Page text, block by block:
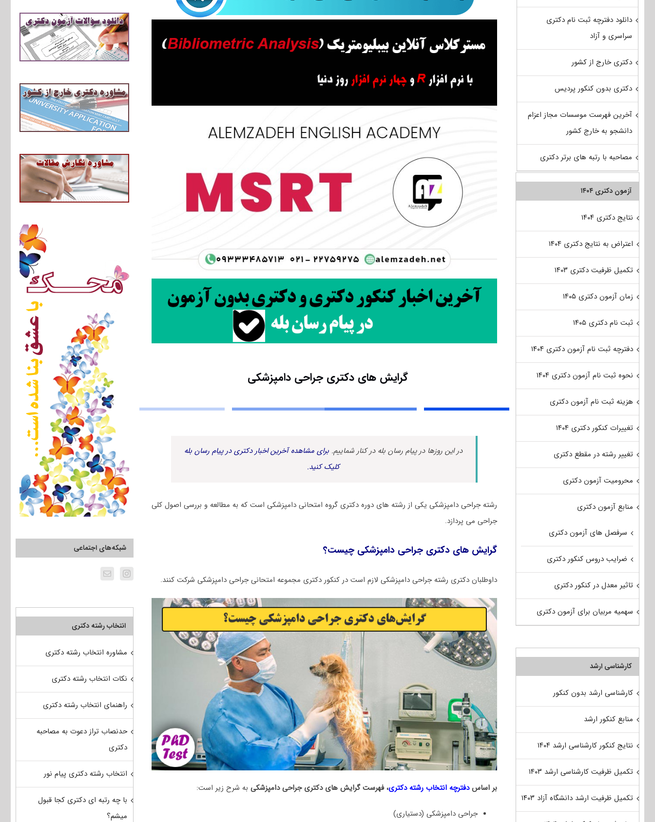
گرایش های دکتری ﺟﺮاحی داﻣﭙﺰشکی
در این روزها در پیام رسان بله در کنار شماییم. برای مشاهده آخرین اخبار دکتری در پیام رسان بله
کلیک کنید.
رشته ﺟﺮاحی داﻣﭙﺰشکی یکی از رشته های دوره دکتری گروه امتحانی دامپزشکی است که به مطالعه و بررسی اصول کلی
جراحی می پردازد.
گرایش های دکتری ﺟﺮاحی داﻣﭙﺰشکی چیست؟
داوطلبان دکتری رشته ﺟﺮاحی داﻣﭙﺰشکی لازم است در کنکور دکتری مجموعه امتحانی ﺟﺮاحی داﻣﭙﺰشکی شرکت کنند.
بر اساسدفترچه انتخاب رشته دکتری، فهرست گرایش های دکتری ﺟﺮاحی داﻣﭙﺰشکی به شرح زیر است:
ﺟﺮاحی داﻣﭙﺰشکی (دستیاری)
شبکه‌های اجتماعی
انتخاب رشته دکتری
مشاوره انتخاب رشته دکتری
نکات انتخاب رشته دکتری
راهنمای انتخاب رشته دکتری
حدنصاب تراز دعوت به مصاحبه
دکتری
انتخاب رشته دکتری پیام نور
با چه رتبه ای دکتری کجا قبول
میشم؟
دانلود دفترچه ثبت نام دکتری
سراسری و آزاد
دکتری خارج از کشور
دکتری بدون کنکور پردیس
آخرین فهرست موسسات مجاز اعزام
دانشجو به خارج کشور
مصاحبه با رتبه های برتر دکتری
آزمون دکتری ۱۴۰۴
نتایج دکتری ۱۴۰۴
اعتراض به نتایج دکتری ۱۴۰۴
تکمیل ظرفیت دکتری ۱۴۰۳
زمان آزمون دکتری ۱۴۰۵
ثبت نام دکتری ۱۴۰۵
دفترچه ثبت نام آزمون دکتری ۱۴۰۴
نحوه ثبت نام آزمون دکتری ۱۴۰۴
هزینه ثبت نام آزمون دکتری
تغییرات کنکور دکتری ۱۴۰۴
تغییر رشته در مقطع دکتری
محرومیت آزمون دکتری
منابع آزمون دکتری
سرفصل های آزمون دکتری
ضرایب دروس کنکور دکتری
تاثیر معدل در کنکور دکتری
سهمیه مربیان برای آزمون دکتری
کارشناسی ارشد
کارشناسی ارشد بدون کنکور
منابع کنکور ارشد
نتایج کنکور کارشناسی ارشد ۱۴۰۴
تکمیل ظرفیت کارشناسی ارشد ۱۴۰۳
تکمیل ظرفیت ارشد دانشگاه آزاد ۱۴۰۳